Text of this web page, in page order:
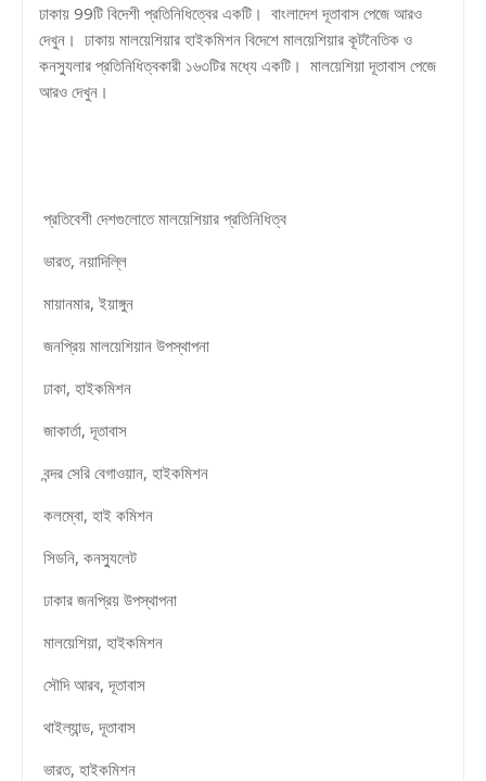
ঢাকায় 99টি বিদেশী প্রতিনিধিত্বের একটি। বাংলাদেশ দূতাবাস পেজে আরও
দেখুন। ঢাকায় মালয়েশিয়ার হাইকমিশন বিদেশে মালয়েশিয়ার কূটনৈতিক ও
কনস্যুলার প্রতিনিধিত্বকারী ১৬৩টির মধ্যে একটি। মালয়েশিয়া দূতাবাস পেজে
আরও দেখুন।
প্রতিবেশী দেশগুলোতে মালয়েশিয়ার প্রতিনিধিত্ব
ভারত, নয়াদিল্লি
মায়ানমার, ইয়াঙ্গুন
জনপ্রিয় মালয়েশিয়ান উপস্থাপনা
ঢাকা, হাইকমিশন
জাকার্তা, দূতাবাস
বন্দর সেরি বেগাওয়ান, হাইকমিশন
কলম্বো, হাই কমিশন
সিডনি, কনস্যুলেট
ঢাকার জনপ্রিয় উপস্থাপনা
মালয়েশিয়া, হাইকমিশন
সৌদি আরব, দূতাবাস
থাইল্যান্ড, দূতাবাস
ভারত, হাইকমিশন